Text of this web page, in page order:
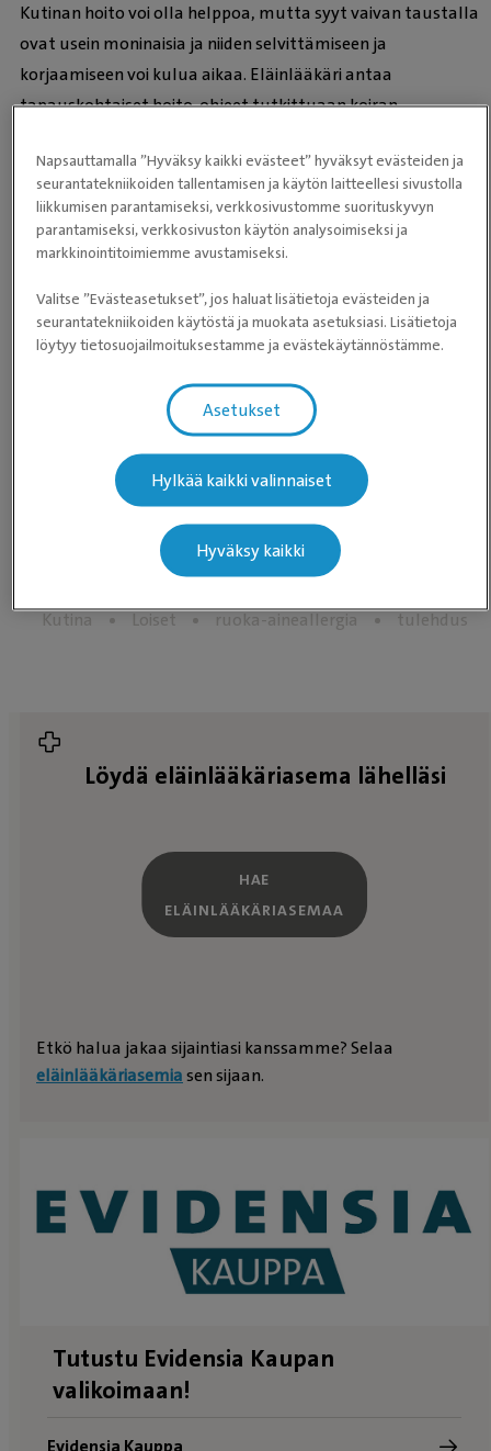
Kutinan hoito voi olla helppoa, mutta syyt vaivan taustalla
ovat usein moninaisia ja niiden selvittämiseen ja
korjaamiseen voi kulua aikaa. Eläinlääkäri antaa
tapauskohtaiset hoito-ohjeet tutkittuaan koiran.
juuri sinun lemmikillesi sopivin pitkäaikainen hoito.
Eläinlääkäri pyrkii yhdessä kanssasi selvittämään kutinan
keston, sijainnin ja mahdolliset aiheuttajat sekä muut
kliinisen tutkimuksen. Myös näytteitä voidaan ottaa riippuen
siitä, mitä vaivaa koiralla epäillään. Hoitosuunnitelma
-
Atopia Iho-ongelmat
Kutina
Loiset ruoka-aineallergia tulehdus
Löydä eläinlääkäriasema lähelläsi
HAE
ELÄINLÄÄKÄRIASEMAA
Etkö halua jakaa sijaintiasi kanssamme? Selaa
eläinlääkäriasemiasen sijaan.
Tutustu Evidensia Kaupan
valikoimaan!
Evidensia Kauppa
Napsauttamalla ”Hyväksy kaikki evästeet” hyväksyt evästeiden ja
seurantatekniikoiden tallentamisen ja käytön laitteellesi sivustolla
liikkumisen parantamiseksi, verkkosivustomme suorituskyvyn
parantamiseksi, verkkosivuston käytön analysoimiseksi ja
markkinointitoimiemme avustamiseksi.
Valitse ”Evästeasetukset”, jos haluat lisätietoja evästeiden ja
seurantatekniikoiden käytöstä ja muokata asetuksiasi. Lisätietoja
löytyy tietosuojailmoituksestamme ja evästekäytännöstämme.
Asetukset
Hylkää kaikki valinnaiset
Hyväksy kaikki